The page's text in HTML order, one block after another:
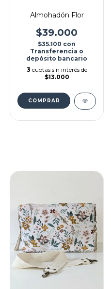
Almohadón Flor
$39.000
$35.100 con
Transferencia o
depósito bancario
3 cuotas sin interés de
$13.000
COMPRAR